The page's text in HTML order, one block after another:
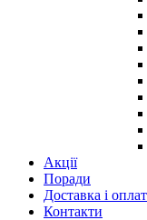
Акції
Поради
Доставка і
Контакти